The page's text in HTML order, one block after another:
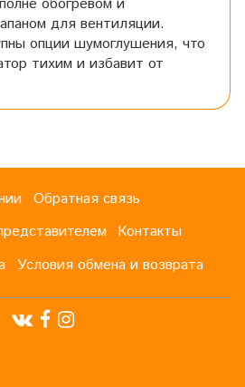
обогревом и
для вентиляции.
опции шумоглушения, что
тихим и избавит от
Обратная связь
Контакты
Условия обмена и возврата